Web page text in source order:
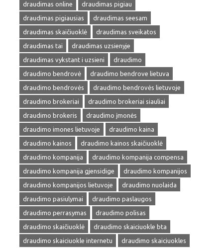
draudimas online
draudimas pigiau
draudimas pigiausias
draudimas seesam
draudimas skaičiuoklė
draudimas sveikatos
draudimas tai
draudimas uzsienyje
draudimas vykstant i uzsieni
draudimo
draudimo bendrovė
draudimo bendrove lietuva
draudimo bendrovės
draudimo bendrovės lietuvoje
draudimo brokeriai
draudimo brokeriai siauliai
draudimo brokeris
draudimo įmonės
draudimo imones lietuvoje
draudimo kaina
draudimo kainos
draudimo kainos skaičiuoklė
draudimo kompanija
draudimo kompanija compensa
draudimo kompanija gjensidige
draudimo kompanijos
draudimo kompanijos lietuvoje
draudimo nuolaida
draudimo pasiulymai
draudimo paslaugos
draudimo perrasymas
draudimo polisas
draudimo skaičiuoklė
draudimo skaiciuokle bta
draudimo skaiciuokle internetu
draudimo skaiciuokles